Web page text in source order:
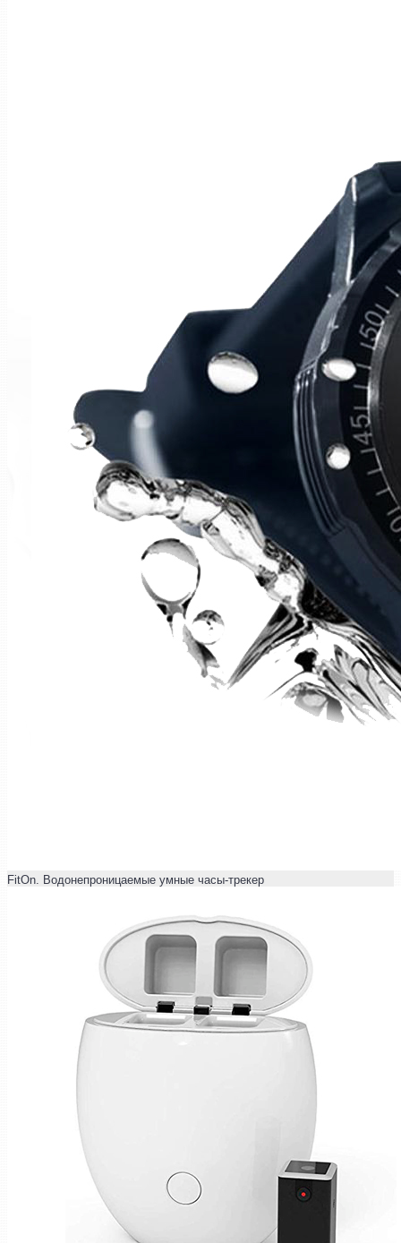
FitOn. Водонепроницаемые умные часы-трекер